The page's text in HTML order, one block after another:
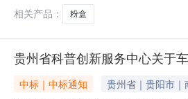
相关产品：
粉盒
贵州省科普创新服务中心关于
中标｜中标通知 贵州省｜贵阳市｜